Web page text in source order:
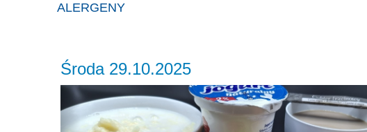
ALERGENY
Środa 29.10.2025
Previous